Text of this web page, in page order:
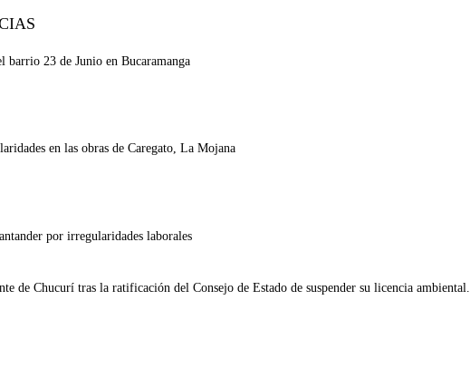
23 de Junio en Bucaramanga
en las obras de Caregato, La Mojana
por irregularidades laborales
de Chucurí tras la ratificación del Consejo de Estado de suspender su licencia ambiental.